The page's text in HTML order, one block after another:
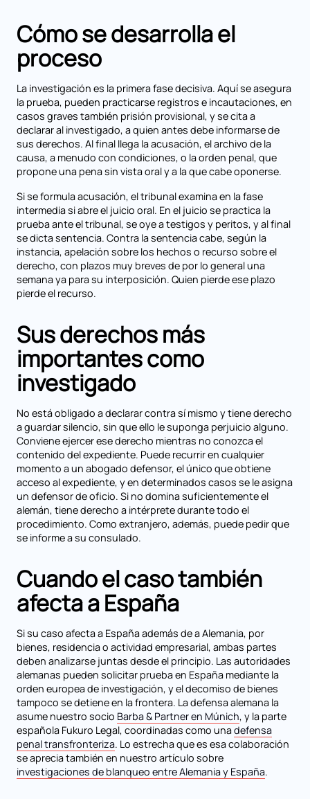
Cómo se desarrolla el
proceso
La investigación es la primera fase decisiva. Aquí se asegura
la prueba, pueden practicarse registros e incautaciones, en
casos graves también prisión provisional, y se cita a
declarar al investigado, a quien antes debe informarse de
sus derechos. Al final llega la acusación, el archivo de la
causa, a menudo con condiciones, o la orden penal, que
propone una pena sin vista oral y a la que cabe oponerse.
Si se formula acusación, el tribunal examina en la fase
intermedia si abre el juicio oral. En el juicio se practica la
prueba ante el tribunal, se oye a testigos y peritos, y al final
se dicta sentencia. Contra la sentencia cabe, según la
instancia, apelación sobre los hechos o recurso sobre el
derecho, con plazos muy breves de por lo general una
semana ya para su interposición. Quien pierde ese plazo
pierde el recurso.
Sus derechos más
importantes como
investigado
No está obligado a declarar contra sí mismo y tiene derecho
a guardar silencio, sin que ello le suponga perjuicio alguno.
Conviene ejercer ese derecho mientras no conozca el
contenido del expediente. Puede recurrir en cualquier
momento a un abogado defensor, el único que obtiene
acceso al expediente, y en determinados casos se le asigna
un defensor de oficio. Si no domina suficientemente el
alemán, tiene derecho a intérprete durante todo el
procedimiento. Como extranjero, además, puede pedir que
se informe a su consulado.
Cuando el caso también
afecta a España
Si su caso afecta a España además de a Alemania, por
bienes, residencia o actividad empresarial, ambas partes
deben analizarse juntas desde el principio. Las autoridades
alemanas pueden solicitar prueba en España mediante la
orden europea de investigación, y el decomiso de bienes
tampoco se detiene en la frontera. La defensa alemana la
asume nuestro socio Barba & Partner en Múnich, y la parte
española Fukuro Legal, coordinadas como unadefensa
penal transfronteriza. Lo estrecha que es esa colaboración
se aprecia también en nuestro artículo sobre
investigaciones de blanqueo entre Alemania y España.